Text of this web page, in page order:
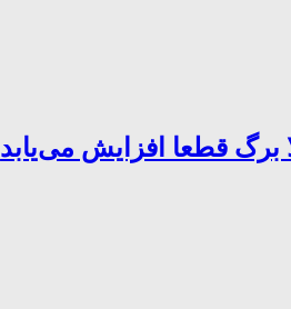
برگ قطعا افزایش می‌یابد